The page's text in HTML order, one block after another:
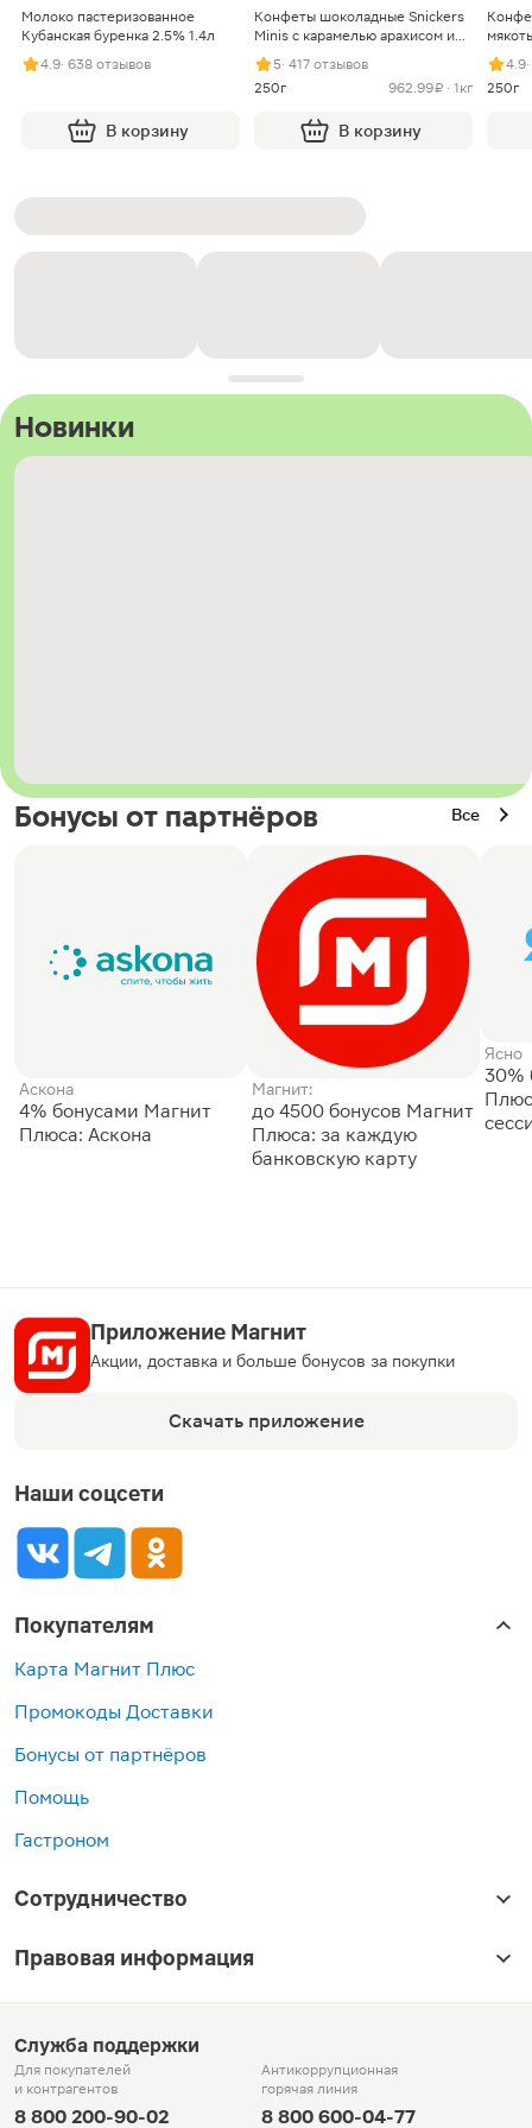
Молоко пастеризованное
Кубанская буренка 2.5% 1.4л
4.9· 638 отзывов
В корзину
Конфеты шоколадные Snickers
Minis с карамелью арахисом и
нугой
5· 417 отзывов
250г
962.99 ₽ · 1кг
В корзину
4.9
250г
Новинки
Бонусы от партнёров Все
Аскона
4% бонусами Магнит
Плюса: Аскона
Магнит:
до 4500 бонусов Магнит
Плюса: за каждую
банковскую карту
Ясно
30%
Приложение Магнит
Акции, доставка и больше бонусов за покупки
Скачать приложение
Наши соцсети
Покупателям
Карта Магнит Плюс
Промокоды Доставки
Бонусы от партнёров
Помощь
Гастроном
Сотрудничество
Правовая информация
Служба поддержки
Для покупателей
и контрагентов
8 800 200-90-02
Антикоррупционная
горячая линия
8 800 600-04-77